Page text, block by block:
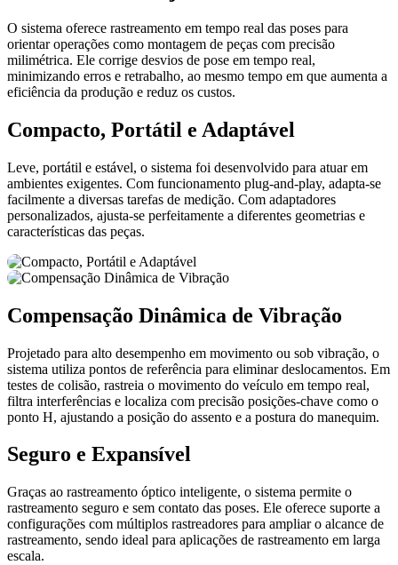
O sistema oferece rastreamento em tempo real das poses para
orientar operações como montagem de peças com precisão
milimétrica. Ele corrige desvios de pose em tempo real,
minimizando erros e retrabalho, ao mesmo tempo em que aumenta a
eficiência da produção e reduz os custos.
Compacto, Portátil e Adaptável
Leve, portátil e estável, o sistema foi desenvolvido para atuar em
ambientes exigentes. Com funcionamento plug-and-play, adapta-se
facilmente a diversas tarefas de medição. Com adaptadores
personalizados, ajusta-se perfeitamente a diferentes geometrias e
características das peças.
Compensação Dinâmica de Vibração
Projetado para alto desempenho em movimento ou sob vibração, o
sistema utiliza pontos de referência para eliminar deslocamentos. Em
testes de colisão, rastreia o movimento do veículo em tempo real,
filtra interferências e localiza com precisão posições-chave como o
ponto H, ajustando a posição do assento e a postura do manequim.
Seguro e Expansível
Graças ao rastreamento óptico inteligente, o sistema permite o
rastreamento seguro e sem contato das poses. Ele oferece suporte a
configurações com múltiplos rastreadores para ampliar o alcance de
rastreamento, sendo ideal para aplicações de rastreamento em larga
escala.